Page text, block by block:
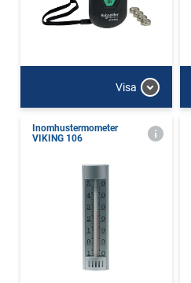
Visa
Inomhustermometer
VIKING 106